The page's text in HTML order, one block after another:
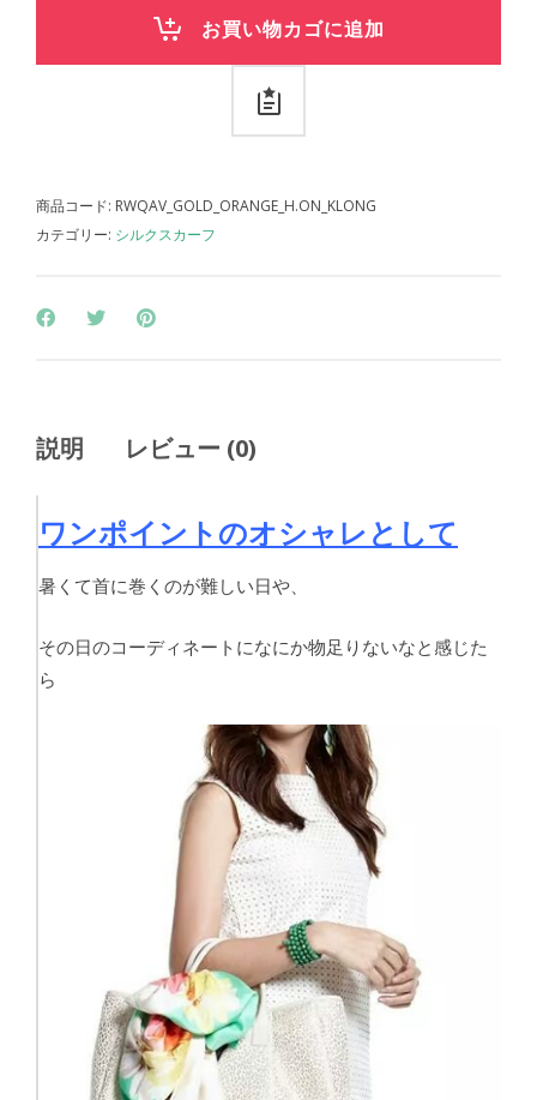
お買い物カゴに追加
商品コード: RWQAV_GOLD_ORANGE_H.ON_KLONG
カテゴリー: シルクスカーフ
説明 レビュー (0)
ワンポイントのオシャレとして
暑くて首に巻くのが難しい日や、
その日のコーディネートになにか物足りないなと感じた
ら